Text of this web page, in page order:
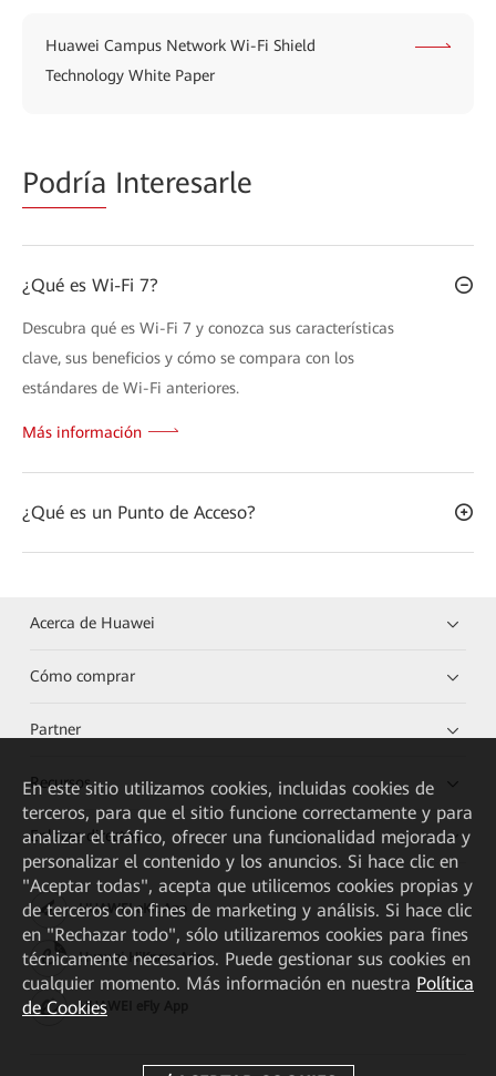
Huawei Campus Network Wi-Fi Shield
Technology White Paper
Podría Interesarle
¿Qué es Wi-Fi 7?
Descubra qué es Wi-Fi 7 y conozca sus características
clave, sus beneficios y cómo se compara con los
estándares de Wi-Fi anteriores.
Más información
¿Qué es un Punto de Acceso?
Acerca de Huawei
Cómo comprar
Partner
Recursos
Enlaces directos
HUAWEI eKit App
Huawei HiKnow App
HUAWEI eFly App
En este sitio utilizamos cookies, incluidas cookies de
terceros, para que el sitio funcione correctamente y para
analizar el tráfico, ofrecer una funcionalidad mejorada y
personalizar el contenido y los anuncios. Si hace clic en
"Aceptar todas", acepta que utilicemos cookies propias y
de terceros con fines de marketing y análisis. Si hace clic
en "Rechazar todo", sólo utilizaremos cookies para fines
técnicamente necesarios. Puede gestionar sus cookies en
cualquier momento. Más información en nuestra Política
de Cookies